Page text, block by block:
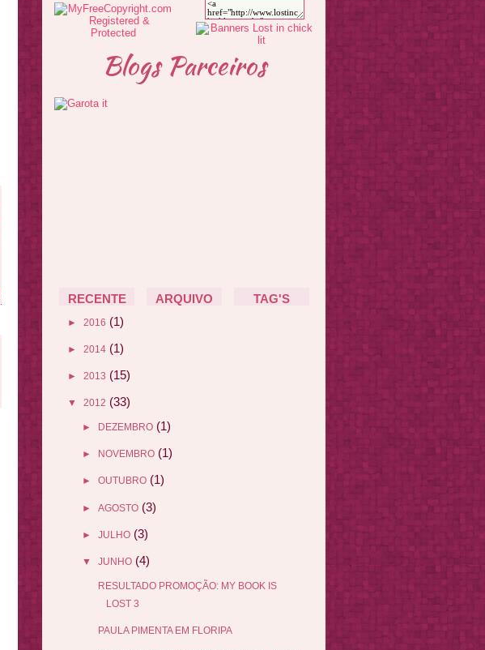
Blogs Parceiros
RECENTE ARQUIVO TAG'S
► 2016 (1)
► 2014 (1)
► 2013 (15)
▼ 2012 (33)
► DEZEMBRO (1)
► NOVEMBRO (1)
► OUTUBRO (1)
► AGOSTO (3)
► JULHO (3)
▼ JUNHO (4)
RESULTADO PROMOÇÃO: MY BOOK IS
LOST 3
PAULA PIMENTA EM FLORIPA